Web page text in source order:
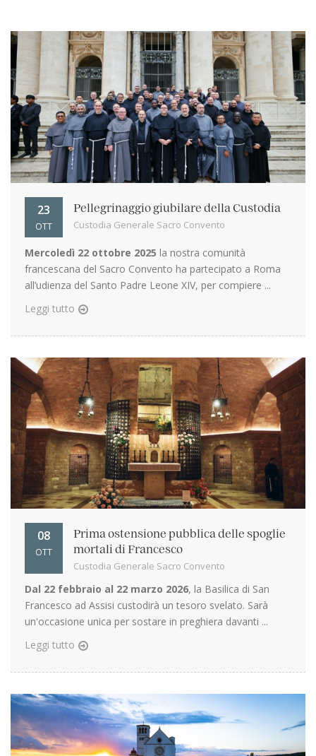
23
OTT
Pellegrinaggio giubilare della Custodia
Custodia Generale Sacro Convento
Mercoledì 22 ottobre 2025 la nostra comunità
francescana del Sacro Convento ha partecipato a Roma
all’udienza del Santo Padre Leone XIV, per compiere ...
Leggi tutto
08
OTT
Prima ostensione pubblica delle spoglie
mortali di Francesco
Custodia Generale Sacro Convento
Dal 22 febbraio al 22 marzo 2026, la Basilica di San
Francesco ad Assisi custodirà un tesoro svelato. Sarà
un'occasione unica per sostare in preghiera davanti ...
Leggi tutto